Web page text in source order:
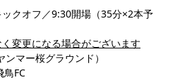
のゴール インパクトレポート
LEAGUES
ーツクラブ メディア 30周年
クオフ／9:30開場（35分×2本予
変更になる場合がございます
マー桜グラウンド）
鳥FC